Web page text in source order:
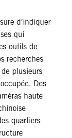
d’indiquer
qui
outils de
recherches
plusieurs
Des
haute
quartiers